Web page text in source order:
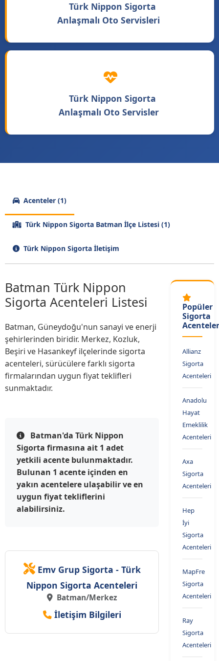
Türk Nippon Sigorta
Anlaşmalı Oto Servisleri
Türk Nippon Sigorta
Anlaşmalı Oto Servisler
Acenteler (1)
Türk Nippon Sigorta Batman İlçe Listesi (1)
Türk Nippon Sigorta İletişim
Batman Türk Nippon
Sigorta Acenteleri Listesi
Batman, Güneydoğu'nun sanayi ve enerji
şehirlerinden biridir. Merkez, Kozluk,
Beşiri ve Hasankeyf ilçelerinde sigorta
acenteleri, sürücülere farklı sigorta
firmalarından uygun fiyat teklifleri
sunmaktadır.
Batman'da Türk Nippon
Sigorta firmasına ait 1 adet
yetkili acente bulunmaktadır.
Bulunan 1 acente içinden en
yakın acentelere ulaşabilir ve en
uygun fiyat tekliflerini
alabilirsiniz.
Emv Grup Sigorta - Türk
Nippon Sigorta Acenteleri
Batman/Merkez
İletişim Bilgileri
Popüler
Sigorta
Allianz
Sigorta
Acenteleri
Anadolu
Hayat
Emeklilik
Acenteleri
Axa
Sigorta
Acenteleri
Hep
İyi
Sigorta
Acenteleri
MapFre
Sigorta
Acenteleri
Ray
Sigorta
Acenteleri